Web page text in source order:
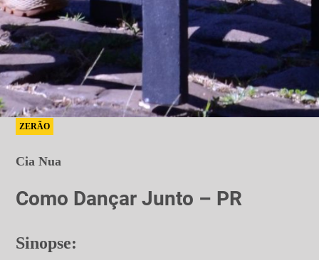
ZERÃO
Cia Nua
Como Dançar Junto – PR
Sinopse: